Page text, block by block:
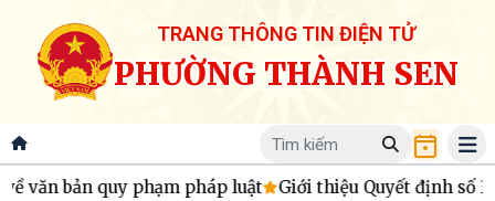
TRANG THÔNG TIN ĐIỆN TỬ
PHƯỜNG THÀNH SEN
quy phạm pháp luật Giới thiệu Quyết định số 34/